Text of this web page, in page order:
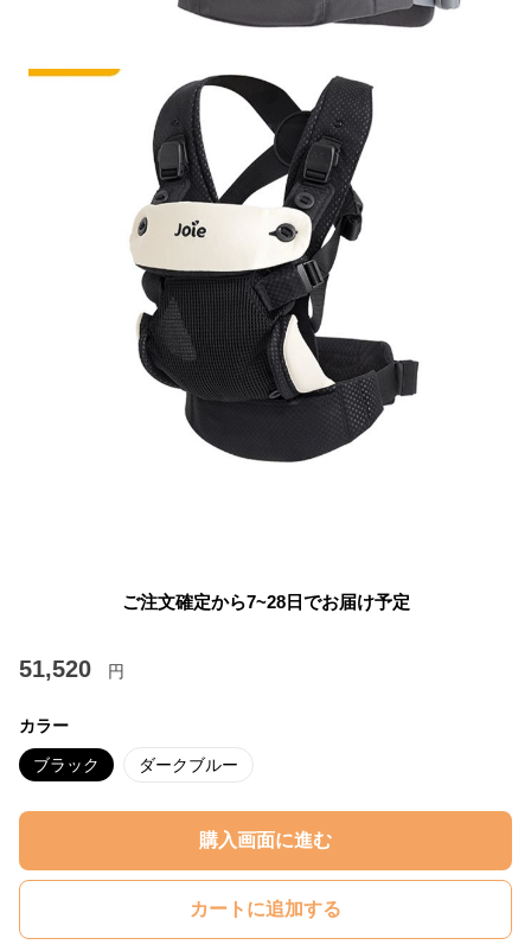
ご注文確定から7~28日でお届け予定
51,520 円
カラー
ブラック ダークブルー
購入画面に進む
カートに追加する